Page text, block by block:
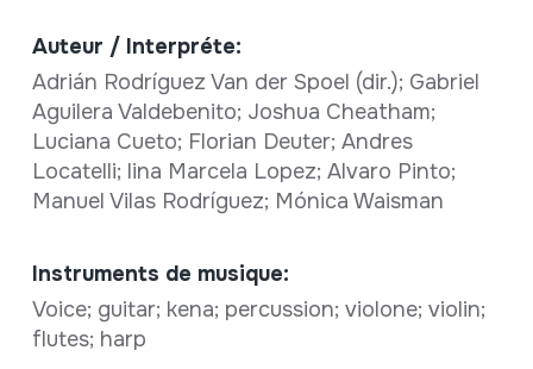
Auteur / Interpréte:
Adrián Rodríguez Van der Spoel (dir.); Gabriel
Aguilera Valdebenito; Joshua Cheatham;
Luciana Cueto; Florian Deuter; Andres
Locatelli; lina Marcela Lopez; Alvaro Pinto;
Manuel Vilas Rodríguez; Mónica Waisman
Instruments de musique:
Voice; guitar; kena; percussion; violone; violin;
flutes; harp